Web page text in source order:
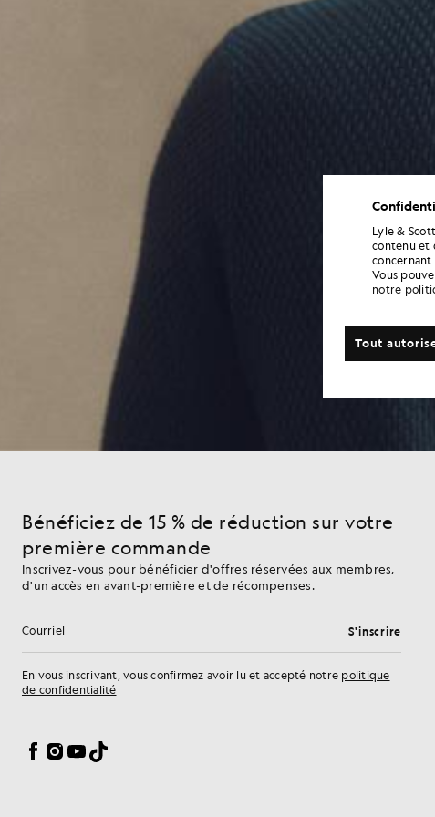
Bénéficiez de 15 % de réduction sur votre
première commande
Inscrivez-vous pour bénéficier d'offres réservées aux membres,
d'un accès en avant-première et de récompenses.
Adresse e-mail S'inscrire
En vous inscrivant, vous confirmez avoir lu et accepté notre politique
de confidentialité
Facebook
Instagram
YouTube
TikTok
Lyle &
contenu et
Vous
notre
Tout